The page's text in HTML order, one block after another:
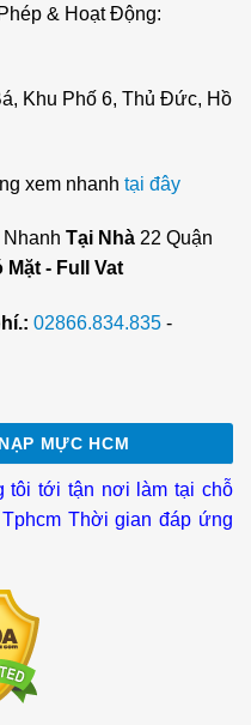
& Hoạt Động:
Khu Phố 6, Thủ Đức, Hồ
xem nhanh tại đây
Tại Nhà 22 Quận
Mặt - Full Vat
02866.834.835 -
MỰC HCM
tôi tới tận nơi làm tại chỗ
Thời gian đáp ứng